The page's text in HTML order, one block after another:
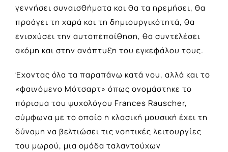
γεννήσει συναισθήματα και θα τα ηρεμήσει, θα
προάγει τη χαρά και τη δημιουργικότητά, θα
ενισχύσει την αυτοπεποίθηση, θα συντελέσει
ακόμη και στην ανάπτυξη του εγκεφάλου τους.
Έχοντας όλα τα παραπάνω κατά νου, αλλά και το
«φαινόμενο Μότσαρτ» όπως ονομάστηκε το
πόρισμα του ψυχολόγου Frances Rauscher,
σύμφωνα με το οποίο η κλασική μουσική έχει τη
δύναμη να βελτιώσει τις νοητικές λειτουργίες
του μωρού, μια ομάδα ταλαντούχων